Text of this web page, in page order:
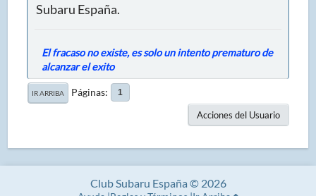
Subaru España.
El fracaso no existe, es solo un intento prematuro de
alcanzar el exito
IR ARRIBA Páginas 1
Acciones del Usuario
Club Subaru España © 2026